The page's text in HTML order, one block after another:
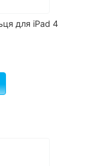
для iPad 4